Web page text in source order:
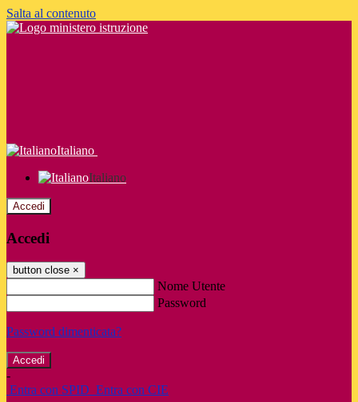
Salta al contenuto
Italiano
Italiano
Accedi
Accedi
button close ×
Nome Utente
Password
Password dimenticata?
-
Entra con SPID Entra con CIE